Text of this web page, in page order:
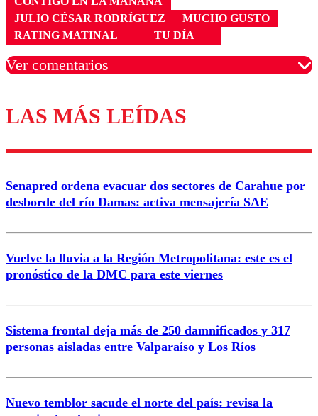
JULIO CÉSAR RODRÍGUEZ
MUCHO GUSTO
RATING MATINAL
TU DÍA
Ver comentarios
Los comentarios son moderados para garantizar un
diálogo respetuoso.
Nombre
Correo
Enviar comentario
LAS MÁS LEÍDAS
Senapred ordena evacuar dos sectores de Carahue por
desborde del río Damas: activa mensajería SAE
Vuelve la lluvia a la Región Metropolitana: este es el
pronóstico de la DMC para este viernes
Sistema frontal deja más de 250 damnificados y 317
personas aisladas entre Valparaíso y Los Ríos
Nuevo temblor sacude el norte del país: revisa la